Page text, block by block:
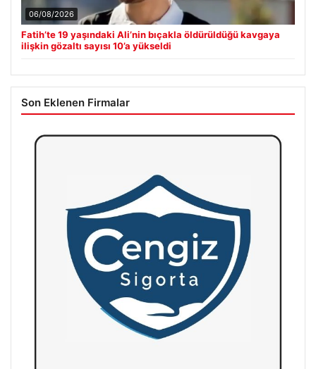
06/08/2026
Fatih’te 19 yaşındaki Ali’nin bıçakla öldürüldüğü kavgaya
ilişkin gözaltı sayısı 10’a yükseldi
Son Eklenen Firmalar